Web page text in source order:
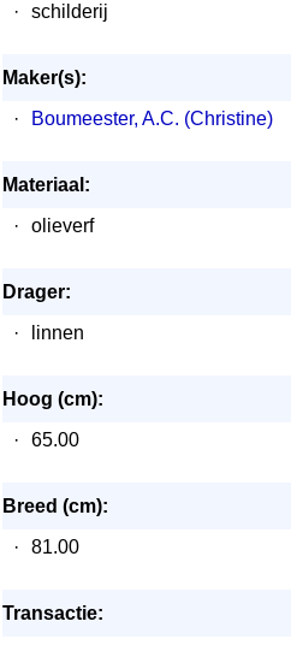
·
schilderij
Maker(s):
·
Boumeester, A.C. (Christine)
Materiaal:
·
olieverf
Drager:
·
linnen
Hoog (cm):
·
65.00
Breed (cm):
·
81.00
Transactie: